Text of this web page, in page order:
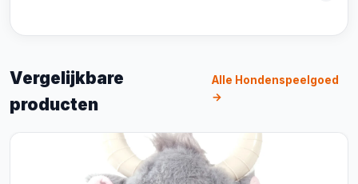
Vergelijkbare
producten
Alle Hondenspeelgoed
→